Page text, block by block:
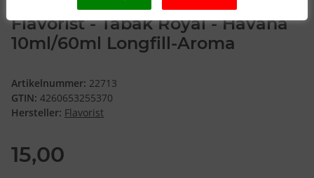
Flavorist - Tabak Royal - Havana
10ml/60ml Longfill-Aroma
Artikelnummer: 22713
GTIN: 4260653255370
Hersteller: Flavorist
15,00